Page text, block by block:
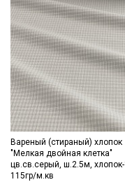
Вареный (стираный) хлопок
"Мелкая двойная клетка"
цв.св.серый, ш.2.5м, хлопок-
115гр/м.кв